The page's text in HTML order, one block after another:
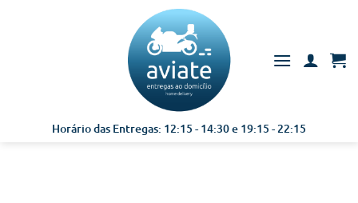
Horário das Entregas: 12:15 - 14:30 e 19:15 - 22:15